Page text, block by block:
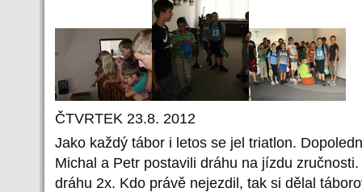
ČTVRTEK 23.8. 2012
Jako každý tábor i letos se jel triatlon.
Michal a Petr postavili dráhu na jízdu
dráhu 2x. Kdo právě nejezdil, tak si dělal